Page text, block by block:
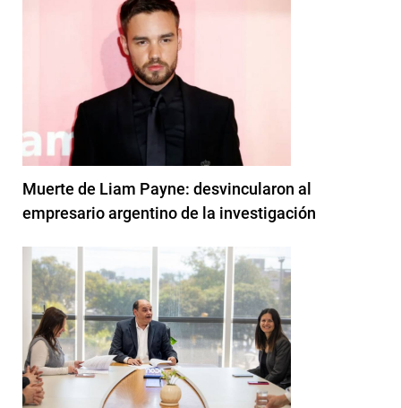
Muerte de Liam Payne: desvincularon al
empresario argentino de la investigación